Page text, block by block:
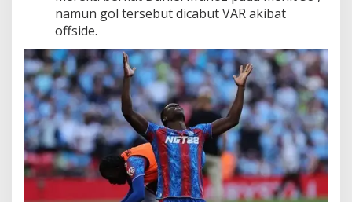
namun gol tersebut dicabut VAR akibat
offside.